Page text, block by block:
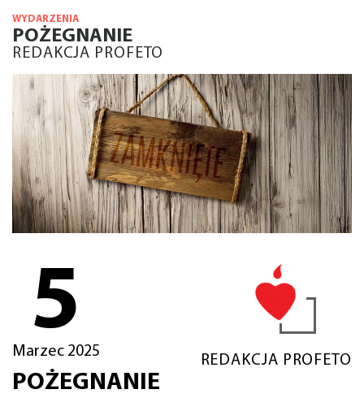
WYDARZENIA
POŻEGNANIE
REDAKCJA PROFETO
5
Marzec 2025
REDAKCJA PROFETO
POŻEGNANIE